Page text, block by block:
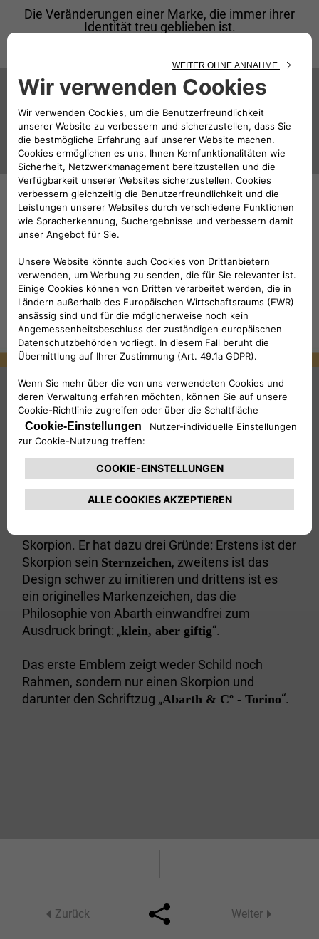
Die Veränderungen einer Marke, die immer ihrer
Identität treu geblieben ist.
1949
Carlo Abarths Sternzeichen
1949
Abarthsteht unter dem Zeichen des Skorpions -
seit 1949 ist derSkorpionnicht mehr aus der
Geschichte der Marke wegzudenken.
Als Wahrzeichen für das neugegründete
Skorpion. Er hat dazu drei Gründe: Erstens ist der
Skorpion sein Sternzeichen, zweitens ist das
Design schwer zu imitieren und drittens ist es
ein originelles Markenzeichen, das die
Philosophie von Abarth einwandfrei zum
Ausdruck bringt: „klein, aber giftig“.
Das erste Emblem zeigt weder Schild noch
Rahmen, sondern nur einen Skorpion und
darunter den Schriftzug „Abarth & Cº - Torino“.
Zurück Weiter